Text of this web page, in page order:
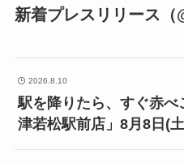
新着プレスリリース（
2026.8.10
駅を降りたら、すぐ赤
津若松駅前店」8月8日(